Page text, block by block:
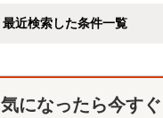
最近検索した条件一覧
気になったら今す